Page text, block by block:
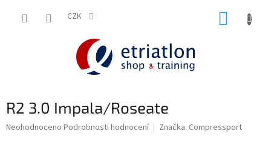
CZK
R2 3.0 Impala/Roseate
Průměrné
Neohodnoceno Podrobnosti hodnocení Značka: Compressport
shop.etriatlon.cz - Chat